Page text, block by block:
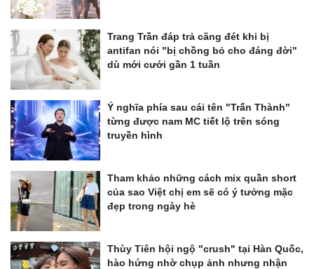
Trang Trần đáp trả căng đét khi bị
antifan nói "bị chồng bỏ cho đáng đời"
dù mới cưới gần 1 tuần
Ý nghĩa phía sau cái tên "Trấn Thành"
từng được nam MC tiết lộ trên sóng
truyền hình
Tham khảo những cách mix quần short
của sao Việt chị em sẽ có ý tưởng mặc
đẹp trong ngày hè
Thùy Tiên hội ngộ "crush" tại Hàn Quốc,
hào hứng nhờ chụp ảnh nhưng nhận